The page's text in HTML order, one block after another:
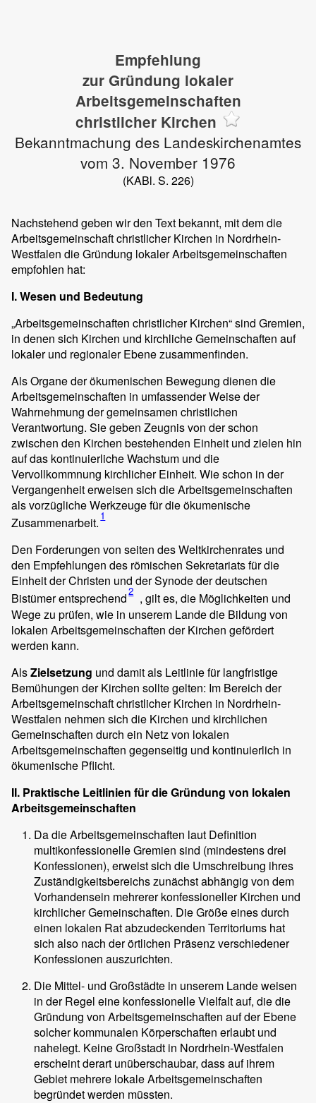
Empfehlung
zur Gründung lokaler
Arbeitsgemeinschaften
christlicher Kirchen
Bekanntmachung des Landeskirchenamtes
vom 3. November 1976
(KABl. S. 226)
Nachstehend geben wir den Text bekannt, mit dem die
Arbeitsgemeinschaft christlicher Kirchen in Nordrhein-
Westfalen die Gründung lokaler Arbeitsgemeinschaften
empfohlen hat:
I. Wesen und Bedeutung
„Arbeitsgemeinschaften christlicher Kirchen“ sind Gremien,
in denen sich Kirchen und kirchliche Gemeinschaften auf
lokaler und regionaler Ebene zusammenfinden.
Als Organe der ökumenischen Bewegung dienen die
Arbeitsgemeinschaften in umfassender Weise der
Wahrnehmung der gemeinsamen christlichen
Verantwortung. Sie geben Zeugnis von der schon
zwischen den Kirchen bestehenden Einheit und zielen hin
auf das kontinuierliche Wachstum und die
Vervollkommnung kirchlicher Einheit. Wie schon in der
Vergangenheit erweisen sich die Arbeitsgemeinschaften
als vorzügliche Werkzeuge für die ökumenische
Zusammenarbeit. 1
Den Forderungen von seiten des Weltkirchenrates und
den Empfehlungen des römischen Sekretariats für die
Einheit der Christen und der Synode der deutschen
Bistümer entsprechend2 , gilt es, die Möglichkeiten und
Wege zu prüfen, wie in unserem Lande die Bildung von
lokalen Arbeitsgemeinschaften der Kirchen gefördert
werden kann.
AlsZielsetzung und damit als Leitlinie für langfristige
Bemühungen der Kirchen sollte gelten: Im Bereich der
Arbeitsgemeinschaft christlicher Kirchen in Nordrhein-
Westfalen nehmen sich die Kirchen und kirchlichen
Gemeinschaften durch ein Netz von lokalen
Arbeitsgemeinschaften gegenseitig und kontinuierlich in
ökumenische Pflicht.
II. Praktische Leitlinien für die Gründung von lokalen
Arbeitsgemeinschaften
Da die Arbeitsgemeinschaften laut Definition
multikonfessionelle Gremien sind (mindestens drei
Konfessionen), erweist sich die Umschreibung ihres
Zuständigkeitsbereichs zunächst abhängig von dem
Vorhandensein mehrerer konfessioneller Kirchen und
kirchlicher Gemeinschaften. Die Größe eines durch
einen lokalen Rat abzudeckenden Territoriums hat
sich also nach der örtlichen Präsenz verschiedener
Konfessionen auszurichten.
Die Mittel- und Großstädte in unserem Lande weisen
in der Regel eine konfessionelle Vielfalt auf, die die
Gründung von Arbeitsgemeinschaften auf der Ebene
solcher kommunalen Körperschaften erlaubt und
nahelegt. Keine Großstadt in Nordrhein-Westfalen
erscheint derart unüberschaubar, dass auf ihrem
Gebiet mehrere lokale Arbeitsgemeinschaften
begründet werden müssten.